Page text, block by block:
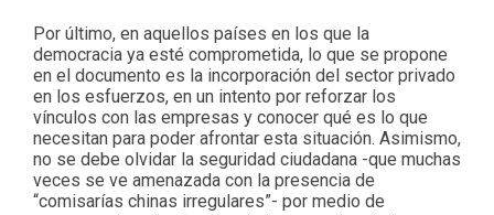
Por último, en aquellos países en los que la
democracia ya esté comprometida, lo que se propone
en el documento es la incorporación del sector privado
en los esfuerzos, en un intento por reforzar los
vínculos con las empresas y conocer qué es lo que
necesitan para poder afrontar esta situación. Asimismo,
no se debe olvidar la seguridad ciudadana -que muchas
veces se ve amenazada con la presencia de
“comisarías chinas irregulares”- por medio de